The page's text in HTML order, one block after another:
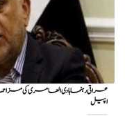
عراقی رہنما ہادی العامری کی
اپیل